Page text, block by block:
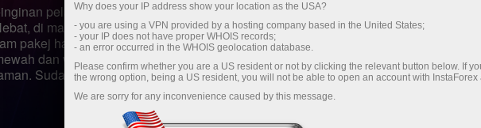
pelanggan dalam
di mana andalah yang
pakej hadiah eksklusif kami,
dan wang tunai untuk
Sudahkah anda bersedia
Why does your IP address show your location as the USA?
- you are using a VPN provided by a hosting company based in the United States;
- your IP does not have proper WHOIS records;
- an error occurred in the WHOIS geolocation database.
Please confirm whether you are a US resident or not by clicking the relevant button below. If
the wrong option, being a US resident, you will not be able to open an account with InstaForex
We are sorry for any inconvenience caused by this message.